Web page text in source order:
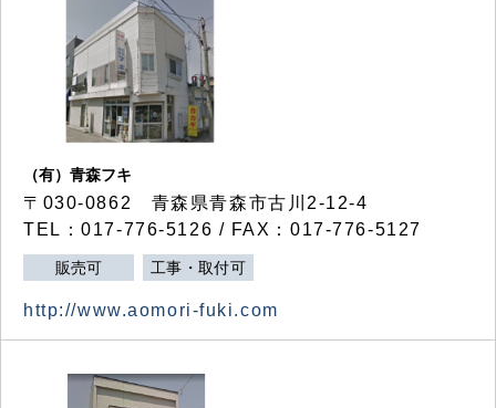
（有）青森フキ
〒030-0862 青森県青森市古川2-12-4
TEL：017-776-5126 / FAX：017-776-5127
販売可 工事・取付可
http://www.aomori-fuki.com